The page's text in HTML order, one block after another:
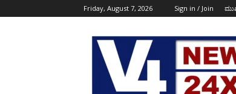
Friday, August 7, 2026 Sign in / Join